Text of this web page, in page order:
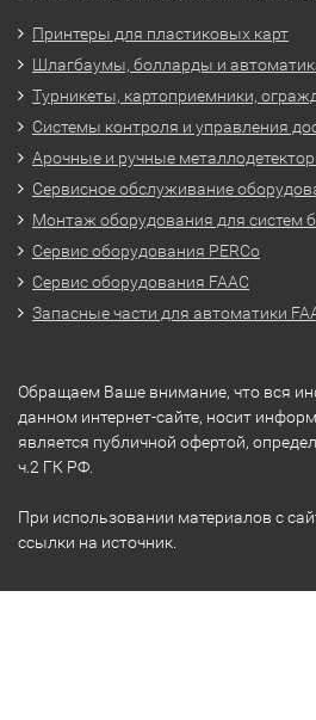
Принтеры для пластиковых карт
Шлагбаумы, болларды и
Турникеты, картоприемники,
Системы контроля и управления
Арочные и ручные
Сервисное обслуживание
Монтаж оборудования для систем
Сервис оборудования PERCo
Сервис оборудования FAAC
Запасные части для автоматики
Обращаем Ваше внимание, что вся
данном интернет-сайте, носит
является публичной офертой,
ч.2 ГК РФ.
При использовании материалов с
ссылки на источник.